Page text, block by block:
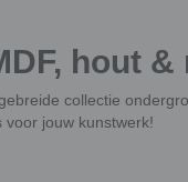
hout &
collectie
jouw kunstwerk!